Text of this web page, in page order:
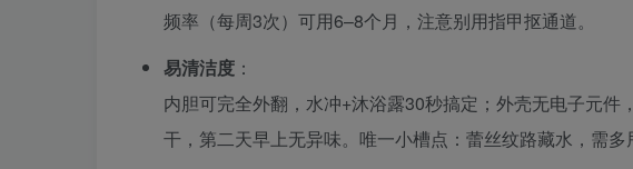
频率（每周3次）可用6–8个月，注意别用指甲抠通道。
易清洁度 ：
内胆可完全外翻，水冲+沐浴露30秒搞定；外壳无电子元
干，第二天早上无异味。唯一小槽点：蕾丝纹路藏水，需多